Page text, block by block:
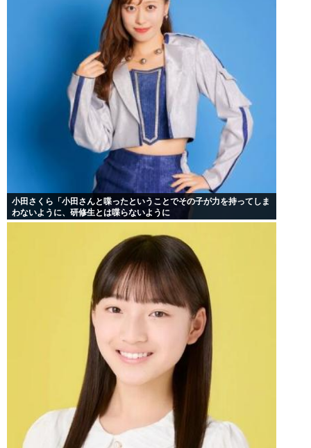
小田さくら「小田さんと喋ったということでその子が力を持ってしま
わないように、研修生とは喋らないように